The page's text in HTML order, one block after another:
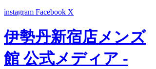
instagram Facebook X
伊勢丹新宿店メンズ
館 公式メディア -